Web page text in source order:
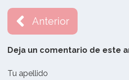
Anterior
Deja un comentario de este
Tu apellido